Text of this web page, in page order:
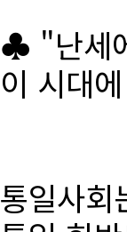
♣ "난세
이 시대
통일사회